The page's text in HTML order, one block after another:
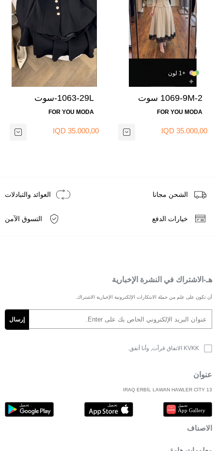
+1 لون
1069-9M-2 سوت
تنوره - بيج
FOR YOU MODA
35.000,00 IQD
1063-29L-سوت
تنوره - اسود 1
FOR YOU MODA
35.000,00 IQD
الشحن مجانا العوائد والتبادلات
خيارات الدفع التسوق الآمن
هـ-الاشتراك في النشرة الإخبارية
أن تكون على علم من حملة الابتكارات الإلكترونية الإخبارية الاشتراك.
KVKK الاتفاق قرأت, وأنا أتفق.
عنوان
IRAQ ERBİL LAWAN HAWLER CİTY 13
الاصناف